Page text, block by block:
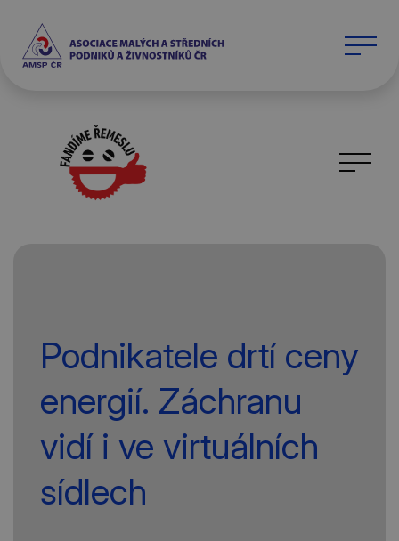
Podnikatele drtí ceny
energií. Záchranu
vidí i ve virtuálních
sídlech